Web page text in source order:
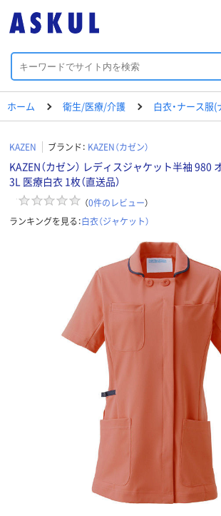
ホーム 衛生/医療/介護 白衣・ナース服
KAZEN ブランド： KAZEN（カゼン）
KAZEN（カゼン） レディスジャケット半袖
3L 医療白衣 1枚（直送品）
（0件のレビュー）
ランキングを見る：白衣（ジャケット）